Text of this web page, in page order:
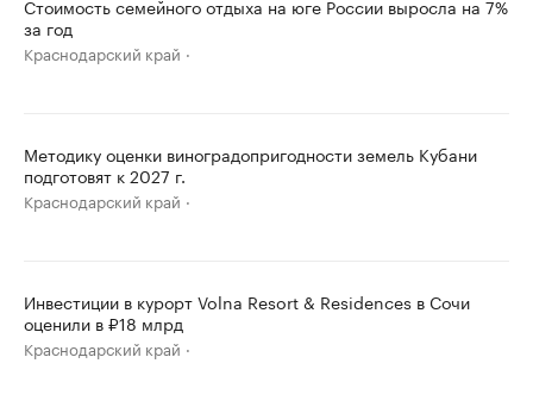
Стоимость семейного отдыха на юге России выросла на 7%
за год
Краснодарский край
Методику оценки виноградопригодности земель Кубани
подготовят к 2027 г.
Краснодарский край
Инвестиции в курорт Volna Resort & Residences в Сочи
оценили в ₽18 млрд
Краснодарский край